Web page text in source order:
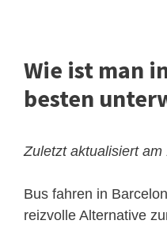
Wie ist man
besten
Zuletzt aktualisiert am
Bus fahren in
reizvolle Alternative